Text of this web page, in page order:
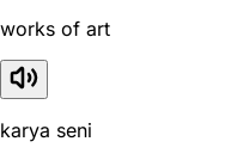
works of art
karya seni